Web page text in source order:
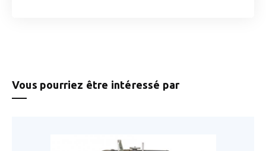
Vous pourriez être intéressé par